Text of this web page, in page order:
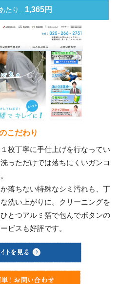
たり... 1,365円
こだわり
枚丁寧に手仕上げを行なってい
っただけでは落ちにくいガンコ
落ちない特殊なシミ汚れも、丁
洗い上がりに。クリーニングを
とつアルミ箔で包んでボタンの
ビスも好評です。